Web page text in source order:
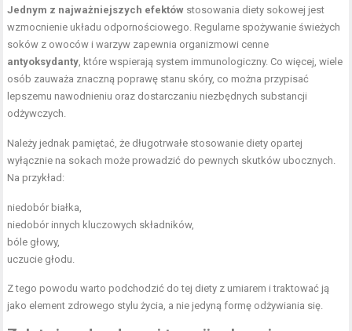
Jednym z najważniejszych efektów stosowania diety sokowej jest
wzmocnienie układu odpornościowego. Regularne spożywanie świeżych
soków z owoców i warzyw zapewnia organizmowi cenne
antyoksydanty, które wspierają system immunologiczny. Co więcej, wiele
osób zauważa znaczną poprawę stanu skóry, co można przypisać
lepszemu nawodnieniu oraz dostarczaniu niezbędnych substancji
odżywczych.
Należy jednak pamiętać, że długotrwałe stosowanie diety opartej
wyłącznie na sokach może prowadzić do pewnych skutków ubocznych.
Na przykład:
niedobór białka,
niedobór innych kluczowych składników,
bóle głowy,
uczucie głodu.
Z tego powodu warto podchodzić do tej diety z umiarem i traktować ją
jako element zdrowego stylu życia, a nie jedyną formę odżywiania się.